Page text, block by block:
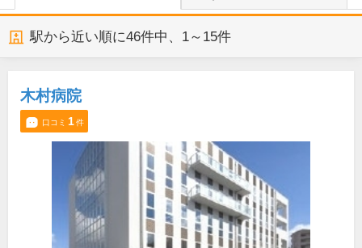
駅から近い順に46件中、 1～15件
木村病院
口コミ 1件